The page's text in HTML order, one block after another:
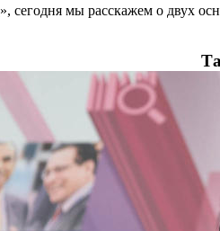
», сегодня мы расскажем о двух